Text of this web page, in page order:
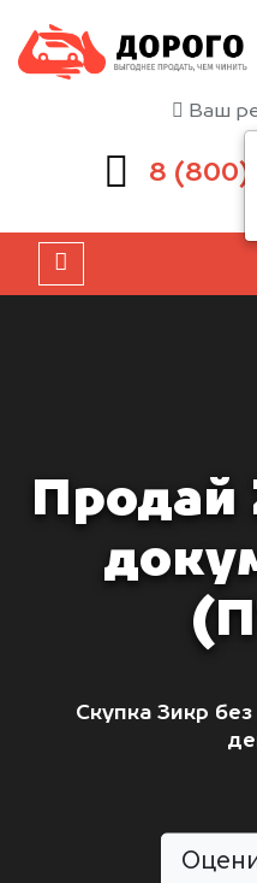
Ваш
8 (800)
Продай
Скупка Зикр